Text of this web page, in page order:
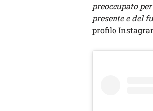
preoccupato
presente e del
profilo